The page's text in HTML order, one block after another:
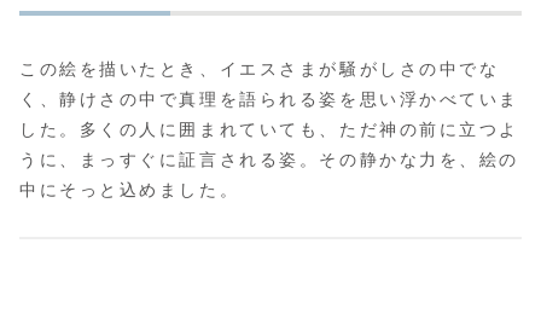
この絵を描いたとき、イエスさまが騒がしさの中でな
く、静けさの中で真理を語られる姿を思い浮かべていま
した。多くの人に囲まれていても、ただ神の前に立つよ
うに、まっすぐに証言される姿。その静かな力を、絵の
中にそっと込めました。